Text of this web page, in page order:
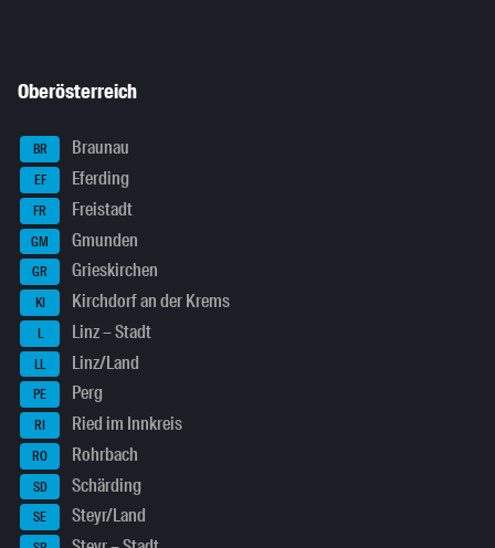
Oberösterreich
BR Braunau
EF Eferding
FR Freistadt
GM Gmunden
GR Grieskirchen
KI Kirchdorf an der Krems
L Linz – Stadt
LL Linz/Land
PE Perg
RI Ried im Innkreis
RO Rohrbach
SD Schärding
SE Steyr/Land